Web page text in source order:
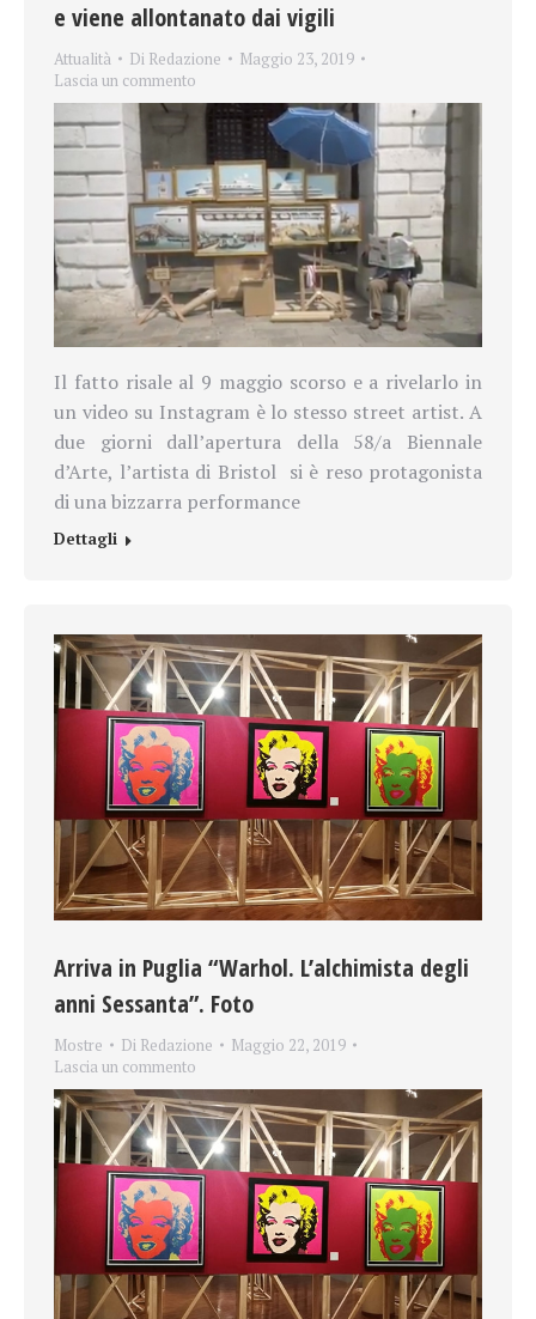
e viene allontanato dai vigili
Attualità Di Redazione
Maggio 23, 2019
Lascia un commento
Il fatto risale al 9 maggio scorso e a rivelarlo in
un video su Instagram è lo stesso street artist. A
due giorni dall’apertura della 58/a Biennale
d’Arte, l’artista di Bristol si è reso protagonista
di una bizzarra performance
Dettagli
Arriva in Puglia “Warhol. L’alchimista degli
anni Sessanta”. Foto
Mostre Di Redazione
Maggio 22, 2019
Lascia un commento